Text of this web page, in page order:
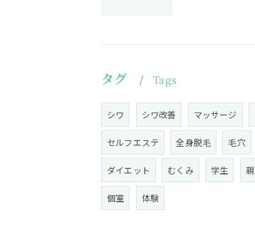
タグ Tags
シワ シワ改善 マッサージ
セルフエステ 全身脱毛 毛穴
ダイエット むくみ 学生
個室 体験